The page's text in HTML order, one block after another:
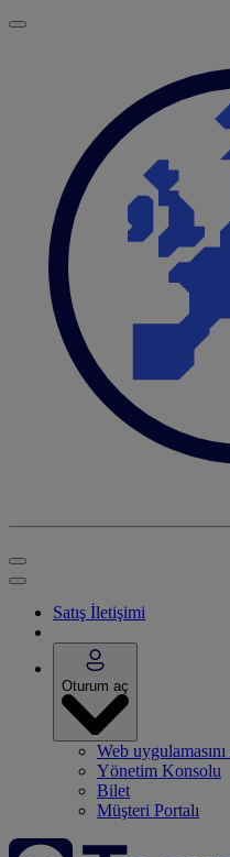
Satış İletişimi
Oturum aç
Web uygulamasını
Yönetim Konsolu
Bilet
Müşteri Portalı